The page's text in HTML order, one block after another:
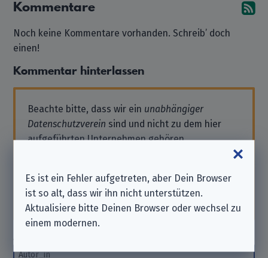
Kommentare
Noch keine Kommentare vorhanden. Schreib’ doch
einen!
Kommentar hinterlassen
Beachte bitte, dass wir ein unabhängiger
Datenschutzverein sind und nicht zu dem hier
aufgeführten Unternehmen gehören.
an das Unternehmen. Wir können Dir hierbei
nicht helfen. Danke für Dein Verständnis.
Autor_in
Es ist ein Fehler aufgetreten, aber Dein Browser
ist so alt, dass wir ihn nicht unterstützen.
Aktualisiere bitte Deinen Browser oder wechsel zu
einem modernen.